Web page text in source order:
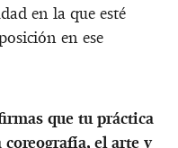
en la que esté
en ese
que tu práctica
el arte y